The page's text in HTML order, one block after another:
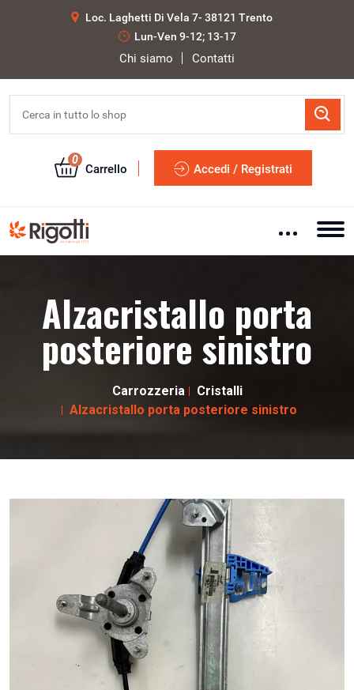
Loc. Laghetti Di Vela 7- 38121 Trento
Lun-Ven 9-12; 13-17
Chi siamo Contatti
0
Carrello Accedi / Registrati
Alzacristallo porta
posteriore sinistro
Carrozzeria
Cristalli
Alzacristallo porta posteriore sinistro